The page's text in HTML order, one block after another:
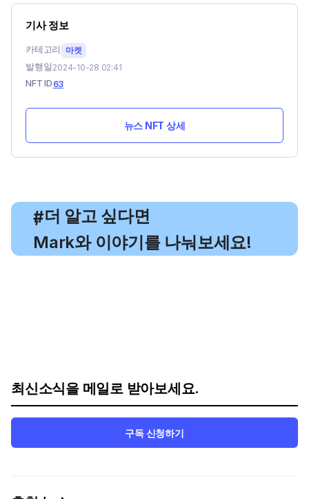
기사 정보
카테고리 마켓
발행일 2024-10-28 02:41
NFT ID 63
뉴스 NFT 상세
#
, 더 알고 싶다면
Mark와 이야기를 나눠보세요!
최신소식을 메일로 받아보세요.
구독 신청하기